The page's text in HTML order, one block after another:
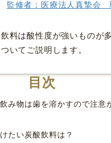
監修者：医療法人真摯
料は酸性度が強いものが
いてご説明します。
目次
み物は歯を溶かすので注意
たい炭酸飲料は？